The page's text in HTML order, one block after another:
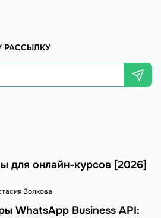
РАССЫЛКУ
для онлайн-курсов [2026]
Волкова
WhatsApp Business API: